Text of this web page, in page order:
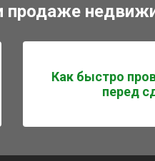
продаже
Как быстро
перед